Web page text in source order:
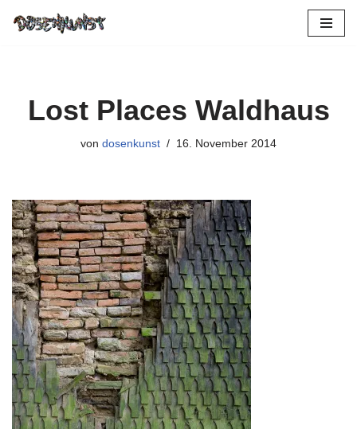
Lost Places Waldhaus
von dosenkunst 16. November 2014